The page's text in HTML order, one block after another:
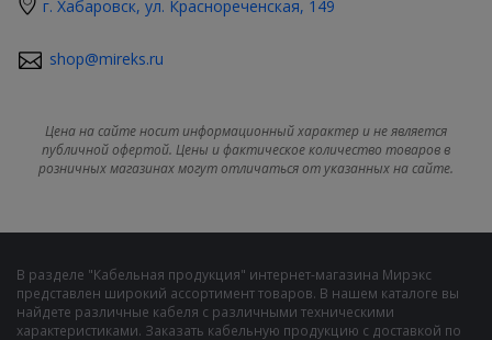
г. Хабаровск, ул. Краснореченская, 149
shop@mireks.ru
Цена на сайте носит информационный характер и не является
публичной офертой. Цены и фактическое количество товаров в
розничных магазинах могут отличаться от указанных на сайте.
В разделе "Кабельная продукция" интернет-магазина Мирэкс
представлен широкий ассортимент товаров. В нашем каталоге вы
найдете различные кабеля с различными техническими
характеристиками. Заказать кабельную продукцию с доставкой по